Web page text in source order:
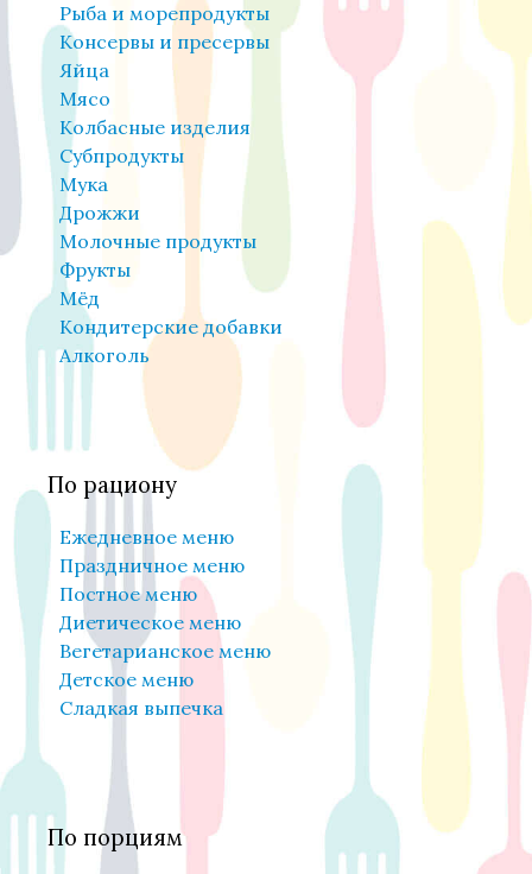
Рыба и морепродукты
Консервы и пресервы
Яйца
Мясо
Колбасные изделия
Субпродукты
Мука
Дрожжи
Молочные продукты
Фрукты
Мёд
Кондитерские добавки
Алкоголь
По рациону
Ежедневное меню
Праздничное меню
Постное меню
Диетическое меню
Вегетарианское меню
Детское меню
Сладкая выпечка
По порциям